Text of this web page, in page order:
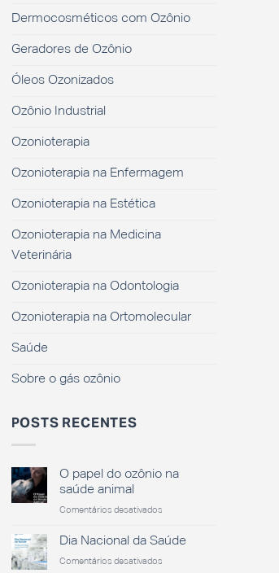
Dermocosméticos com Ozônio
Geradores de Ozônio
Óleos Ozonizados
Ozônio Industrial
Ozonioterapia
Ozonioterapia na Enfermagem
Ozonioterapia na Estética
Ozonioterapia na Medicina
Veterinária
Ozonioterapia na Odontologia
Ozonioterapia na Ortomolecular
Saúde
Sobre o gás ozônio
POSTS RECENTES
O papel do ozônio na
saúde animal
Comentários desativadosem
papel
ozônio
Dia Nacional da Saúde
Comentários desativadosem